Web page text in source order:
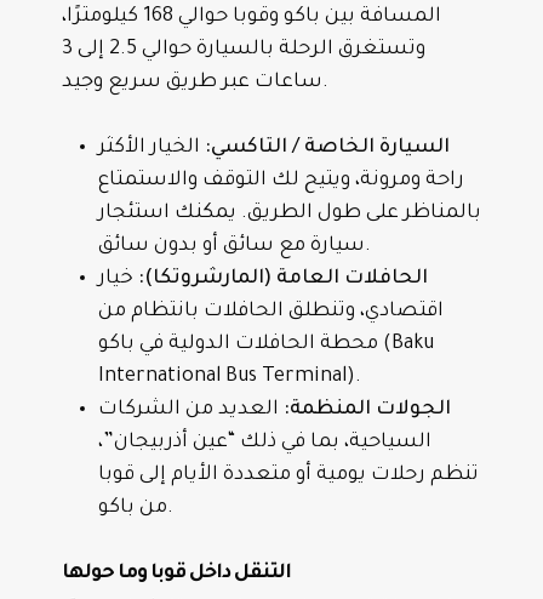
المسافة بين باكو وقوبا حوالي 168 كيلومترًا،
وتستغرق الرحلة بالسيارة حوالي 2.5 إلى 3
ساعات عبر طريق سريع وجيد.
السيارة الخاصة / التاكسي: الخيار الأكثر
راحة ومرونة، ويتيح لك التوقف والاستمتاع
بالمناظر على طول الطريق. يمكنك استئجار
سيارة مع سائق أو بدون سائق.
الحافلات العامة (المارشروتكا): خيار
اقتصادي، وتنطلق الحافلات بانتظام من
محطة الحافلات الدولية في باكو (Baku
International Bus Terminal).
الجولات المنظمة: العديد من الشركات
السياحية، بما في ذلك “عين أذربيجان”،
تنظم رحلات يومية أو متعددة الأيام إلى قوبا
من باكو.
التنقل داخل قوبا وما حولها